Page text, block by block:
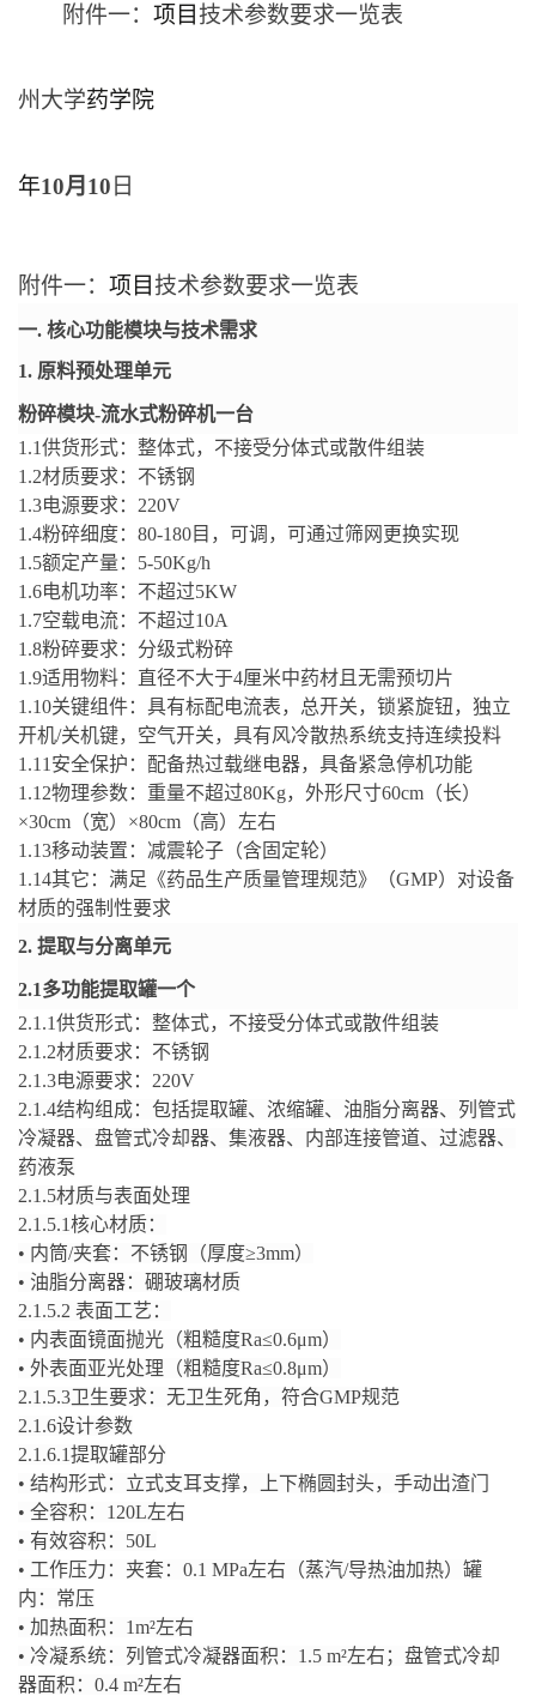
附件一： 项目技术参数要求一览表
州大学药学院
年10月 10 日
附件一： 项目技术参数要求一览表
一. 核心功能模块与技术需求
1. 原料预处理单元
粉碎模块-流水式粉碎机一台
1.1供货形式：整体式，不接受分体式或散件组装
1.2材质要求：不锈钢
1.3电源要求： 220V
1.4粉碎细度： 80-180目，可调，可通过筛网更换实现
1.5额定产量： 5-50Kg/h
1.6电机功率：不超过5KW
1.7空载电流：不超过10A
1.8粉碎要求：分级式粉碎
1.9适用物料：直径不大于4厘米中药材且无需预切片
1.10关键组件：具有标配电流表，总开关，锁紧旋钮，独立
开机/关机键，空气开关，具有风冷散热系统支持连续投料
1.11 安全保护：配备热过载继电器，具备紧急停机功能
1.12物理参数：重量不超过80Kg，外形尺寸60cm （长）
×30cm （宽） ×80cm （高）左右
1.13移动装置：减震轮子（含固定轮）
1.14其它： 满足《药品生产质量管理规范》（GMP）对设备
材质的强制性要求
2. 提取与分离单元
2.1多功能提取罐一个
2.1.1供货形式：整体式，不接受分体式或散件组装
2.1.2材质要求：不锈钢
2.1.3电源要求： 220V
2.1.4结构组成：包括提取罐、浓缩罐、油脂分离器、列管式
冷凝器、盘管式冷却器、集液器、内部连接管道、过滤器、
药液泵
2.1.5材质与表面处理
2.1.5.1核心材质：
• 内筒/夹套：不锈钢（厚度≥3mm）
• 油脂分离器：硼玻璃材质
2.1.5.2 表面工艺：
• 内表面镜面抛光（粗糙度Ra≤0.6μm）
• 外表面亚光处理（粗糙度Ra≤0.8μm）
2.1.5.3卫生要求：无卫生死角，符合GMP规范
2.1.6设计参数
2.1.6.1提取罐部分
• 结构形式：立式支耳支撑，上下椭圆封头，手动出渣门
• 全容积： 120L左右
• 有效容积： 50L
• 工作压力：夹套： 0.1 MPa左右（蒸汽/导热油加热）罐
内：常压
• 加热面积： 1m²左右
• 冷凝系统：列管式冷凝器面积： 1.5 m²左右；盘管式冷却
器面积： 0.4 m²左右